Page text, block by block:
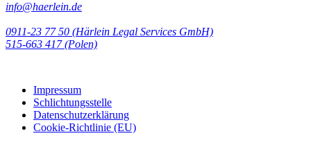
info@haerlein.de
0911-23 77 50 (Härlein Legal Services GmbH)
‭515-663 417 (Polen)‬‬‬
Impressum
Schlichtungsstelle
Datenschutzerklärung
Cookie-Richtlinie (EU)